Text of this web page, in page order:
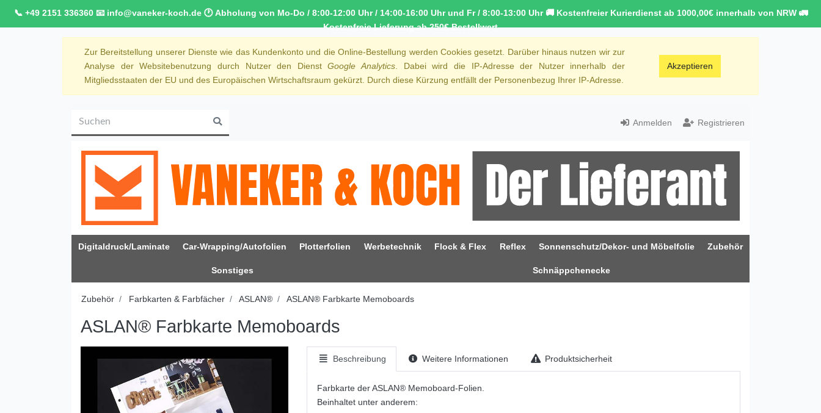
📞 +49 2151 336360 📧 info@vaneker-koch.de 🕐 Abholung von Mo-Do / 8:00-12:00 Uhr / 14:00-16:00 Uhr und Fr / 8:00-13:00 Uhr 🚚 Kostenfreier Kurierdienst ab 1000,00€ innerhalb von NRW 🚛
Kostenfreie Lieferung ab 250€ Bestellwert
Zur Bereitstellung unserer Dienste wie das Kundenkonto und die Online-Bestellung werden Cookies gesetzt. Darüber hinaus nutzen wir zur
Analyse der Websitebenutzung durch Nutzer den DienstGoogle Analytics . Dabei wird die IP-Adresse der Nutzer innerhalb der
Mitgliedsstaaten der EU und des Europäischen Wirtschaftsraum gekürzt. Durch diese Kürzung entfällt der Personenbezug Ihrer IP-Adresse.
Akzeptieren
Anmelden Registrieren
Digitaldruck/Laminate Car-Wrapping/Autofolien Plotterfolien Werbetechnik Flock & Flex Reflex Sonnenschutz/Dekor- und Möbelfolie Zubehör
Sonstiges Schnäppchenecke
Zubehör Farbkarten & Farbfächer ASLAN® ASLAN® Farbkarte Memoboards
ASLAN® Farbkarte Memoboards
Beschreibung Weitere Informationen Produktsicherheit
Farbkarte der ASLAN® Memoboard-Folien.
Beinhaltet unter anderem: